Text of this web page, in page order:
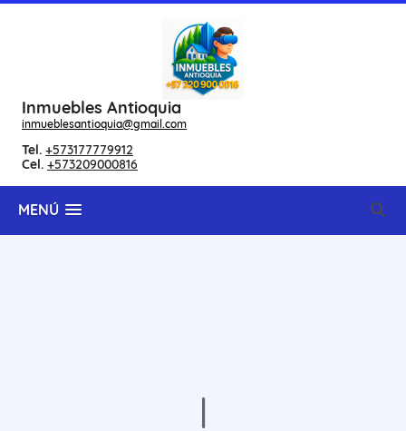
Inmuebles Antioquia
inmueblesantioquia@gmail.com
Tel. +573177779912
Cel. +573209000816
MENÚ